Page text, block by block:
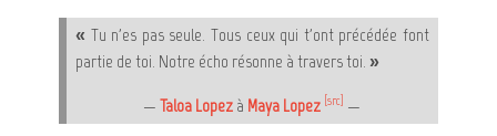
« Tu n'es pas seule. Tous ceux qui t'ont précédée font
partie de toi. Notre écho résonne à travers toi. »
—Taloa Lopez à Maya Lopez [src] —